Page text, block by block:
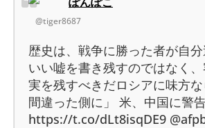
@tiger8687
歴史は、戦争に勝った者が自
いい嘘を書き残すのではなく
実を残すべきだロシアに味方
間違った側に」 米、中国に警
https://t.co/dLt8isqDE9